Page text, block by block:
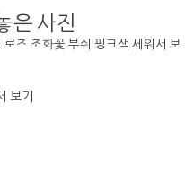
은 사진
보기